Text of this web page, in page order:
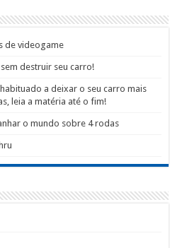
de videogame
destruir seu carro!
a deixar o seu carro mais
leia a matéria até o fim!
o mundo sobre 4 rodas